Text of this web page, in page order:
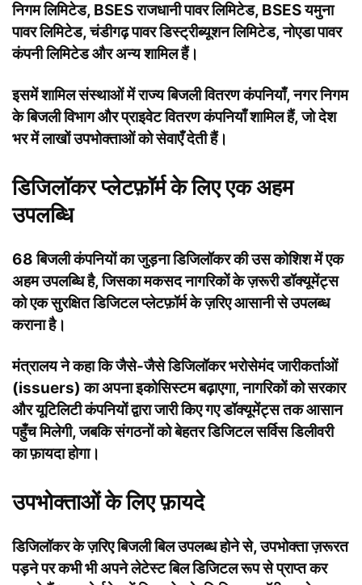
निगम लिमिटेड, BSES राजधानी पावर लिमिटेड, BSES यमुना
पावर लिमिटेड, चंडीगढ़ पावर डिस्ट्रीब्यूशन लिमिटेड, नोएडा पावर
कंपनी लिमिटेड और अन्य शामिल हैं।
इसमें शामिल संस्थाओं में राज्य बिजली वितरण कंपनियाँ, नगर निगम
के बिजली विभाग और प्राइवेट वितरण कंपनियाँ शामिल हैं, जो देश
भर में लाखों उपभोक्ताओं को सेवाएँ देती हैं।
डिजिलॉकर प्लेटफ़ॉर्म के लिए एक अहम
उपलब्धि
68 बिजली कंपनियों का जुड़ना डिजिलॉकर की उस कोशिश में एक
अहम उपलब्धि है, जिसका मकसद नागरिकों के ज़रूरी डॉक्यूमेंट्स
को एक सुरक्षित डिजिटल प्लेटफ़ॉर्म के ज़रिए आसानी से उपलब्ध
कराना है।
मंत्रालय ने कहा कि जैसे-जैसे डिजिलॉकर भरोसेमंद जारीकर्ताओं
(issuers) का अपना इकोसिस्टम बढ़ाएगा, नागरिकों को सरकार
और यूटिलिटी कंपनियों द्वारा जारी किए गए डॉक्यूमेंट्स तक आसान
पहुँच मिलेगी, जबकि संगठनों को बेहतर डिजिटल सर्विस डिलीवरी
का फ़ायदा होगा।
उपभोक्ताओं के लिए फ़ायदे
डिजिलॉकर के ज़रिए बिजली बिल उपलब्ध होने से, उपभोक्ता ज़रूरत
पड़ने पर कभी भी अपने लेटेस्ट बिल डिजिटल रूप से प्राप्त कर